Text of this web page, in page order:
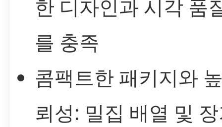
한 디자인과 시각 품
를 충족
콤팩트한 패키지와
뢰성: 밀집 배열 및